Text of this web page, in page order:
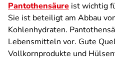
Pantothensäure ist wichtig
Sie ist beteiligt am Abbau
Kohlenhydraten.
Lebensmitteln vor. Gute
Vollkornprodukte und